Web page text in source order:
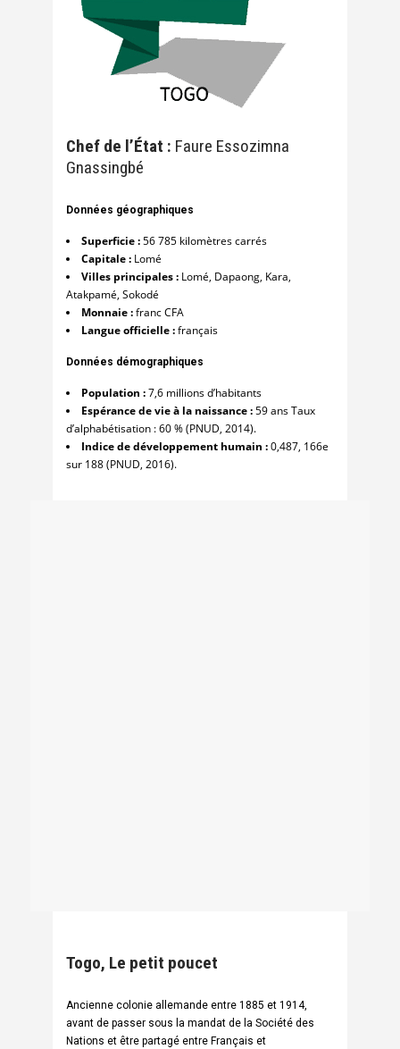
Chef de l’État : Faure Essozimna
Gnassingbé
Données géographiques
Superficie :56 785 kilomètres carrés
Capitale : Lomé
Villes principales : Lomé, Dapaong, Kara,
Atakpamé, Sokodé
Monnaie :franc CFA
Langue officielle :français
Données démographiques
Population :7,6 millions d’habitants
Espérance de vie à la naissance :59 ans Taux
d’alphabétisation : 60 % (PNUD, 2014).
Indice de développement humain :0,487, 166e
sur 188 (PNUD, 2016).
Togo, Le petit poucet
Ancienne colonie allemande entre 1885 et 1914,
avant de passer sous la mandat de la Société des
Nations et être partagé entre Français et